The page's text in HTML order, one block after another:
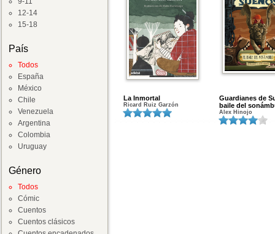
12-14
15-18
País
Todos
España
México
Chile
Venezuela
Argentina
Colombia
Uruguay
Género
Todos
Cómic
Cuentos
Cuentos clásicos
La Inmortal
Ricard Ruiz Garzón
Guardianes de
baile del
Alex Hinojo